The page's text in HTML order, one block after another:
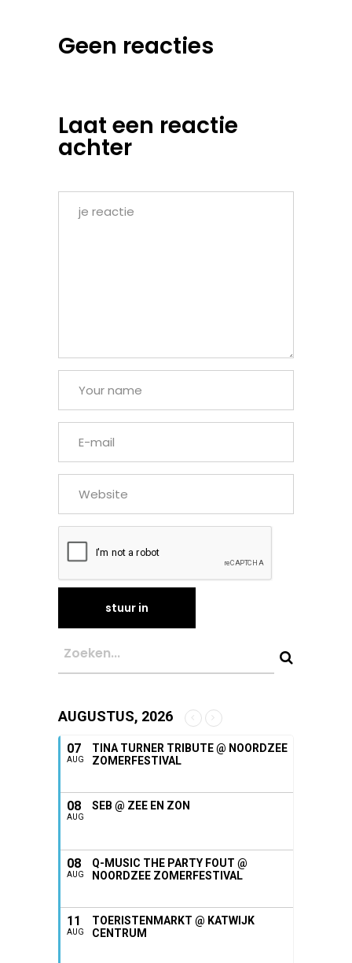
Geen reacties
Laat een reactie
achter
AUGUSTUS, 2026
07
AUG
TINA TURNER TRIBUTE @ NOORDZEE
ZOMERFESTIVAL
08
AUG
SEB @ ZEE EN ZON
08
AUG
Q-MUSIC THE PARTY FOUT @
NOORDZEE ZOMERFESTIVAL
11
AUG
TOERISTENMARKT @ KATWIJK
CENTRUM